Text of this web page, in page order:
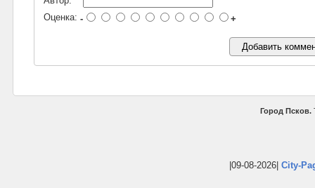
Оценка: - +
Город Псков.
|09-08-2026| City-